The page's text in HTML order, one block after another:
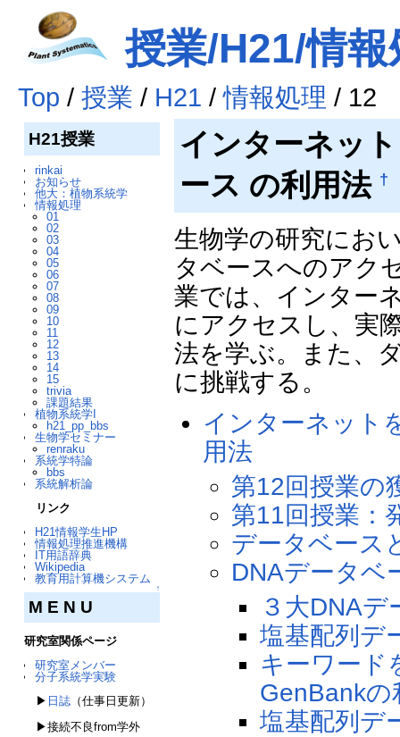
授業/H21/情
Top / 授業 / H21 /情報処理 / 12
H21授業
rinkai
お知らせ
他大：植物系統学
情報処理
01
02
03
04
05
06
07
08
09
10
11
12
13
14
15
trivia
課題結果
植物系統学I
h21_pp_bbs
生物学セミナー
renraku
系統学特論
bbs
系統解析論
リンク
H21情報学生HP
情報処理推進機構
IT用語辞典
Wikipedia
教育用計算機システム
↑
M E N U
研究室関係ページ
研究室メンバー
分子系統学実験
▶ 日誌（仕事日更新）
▶接続不良from学外
インターネッ
ース の利用法 †
生物学の研究にお
タベースへのアク
業では、インター
にアクセスし、実
法を学ぶ。また、
に挑戦する。
インターネット
用法
第12回授業の
第11回授業：
データベース
DNAデータベ
３大DNA
塩基配列デ
キーワード
GenBankの
塩基配列デ